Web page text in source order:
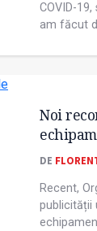
COVID-
am făcut
Noi
DE
Recent,
publicității